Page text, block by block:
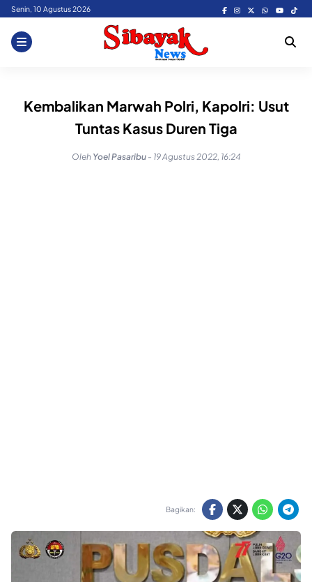
Skip
content
Senin, 10 Agustus 2026
Kembalikan Marwah Polri, Kapolri: Usut
Tuntas Kasus Duren Tiga
Oleh Yoel Pasaribu - 19 Agustus 2022, 16:24
Bagikan: